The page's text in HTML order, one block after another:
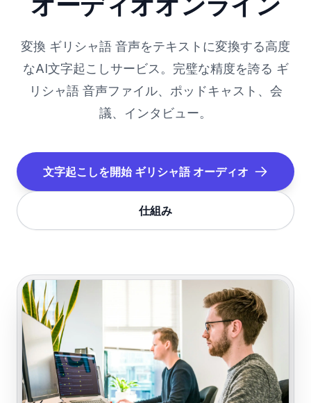
変換 ギリシャ語 音声をテキストに変換する高度
なAI文字起こしサービス。完璧な精度を誇る ギ
リシャ語 音声ファイル、ポッドキャスト、会
議、インタビュー。
文字起こしを開始 ギリシャ語 オーディオ
仕組み